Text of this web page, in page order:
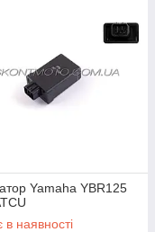
Yamaha YBR125
наявності